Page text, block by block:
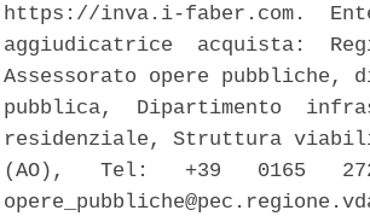
https://inva.i-faber.com.
aggiudicatrice  acquista:
Assessorato opere
pubblica,  Dipartimento
residenziale, Struttura
(AO),   Tel:   +39   0165